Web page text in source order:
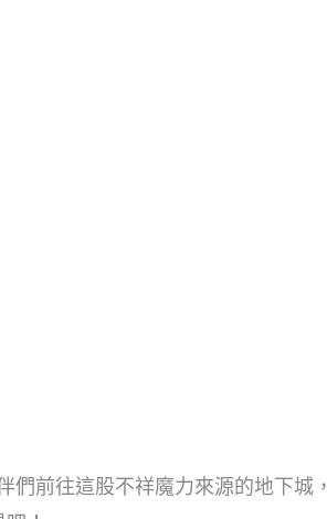
前往這股不祥魔力來源的地下城